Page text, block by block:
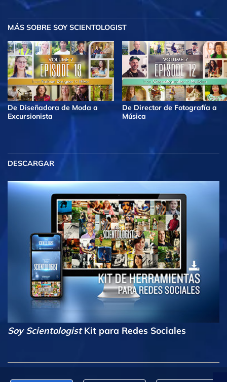
MÁS SOBRE SOY SCIENTOLOGIST
De Diseñadora de Moda a
Excursionista
De Director de Fotografía a
Música
DESCARGAR
Soy ScientologistKit para Redes Sociales